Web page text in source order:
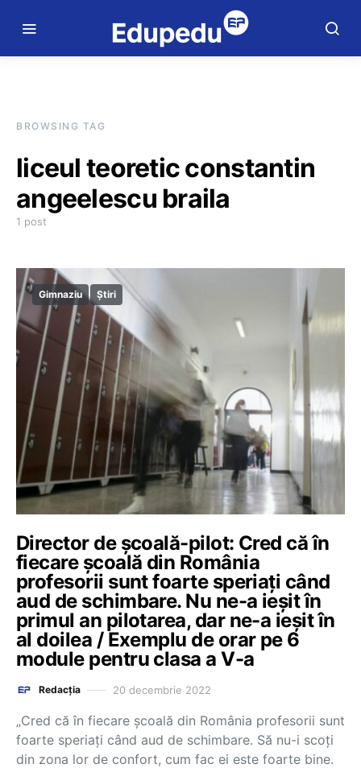
BROWSING TAG
liceul teoretic constantin
angeelescu braila
1 post
Gimnaziu Știri
Director de școală-pilot: Cred că în
fiecare școală din România
profesorii sunt foarte speriați când
aud de schimbare. Nu ne-a ieșit în
primul an pilotarea, dar ne-a ieșit în
al doilea / Exemplu de orar pe 6
module pentru clasa a V-a
Redacția 20 decembrie 2022
„Cred că în fiecare școală din România profesorii sunt
foarte speriați când aud de schimbare. Să nu-i scoți
din zona lor de confort, cum fac ei este foarte bine.